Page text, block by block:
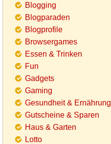
Blogging
Blogparaden
Blogprofile
Browsergames
Essen & Trinken
Fun
Gadgets
Gaming
Gesundheit & Ernährung
Gutscheine & Sparen
Haus & Garten
Lotto